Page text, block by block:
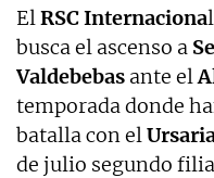
ElRSC Internaciona
busca el ascenso a
Valdebebas ante el
temporada donde
batalla con el
de julio segundo